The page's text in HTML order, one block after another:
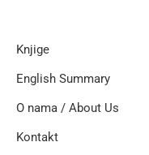
Knjige
English Summary
O nama / About Us
Kontakt